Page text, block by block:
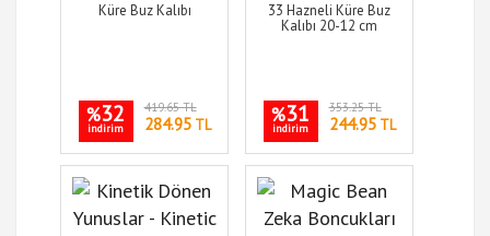
Küre Buz Kalıbı
%32
indirim
419.65 TL
284.95TL
33 Hazneli Küre Buz
Kalıbı 20-12 cm
%31
indirim
353.25 TL
244.95TL